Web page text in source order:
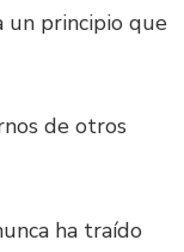
un principio que
de otros
ha traído